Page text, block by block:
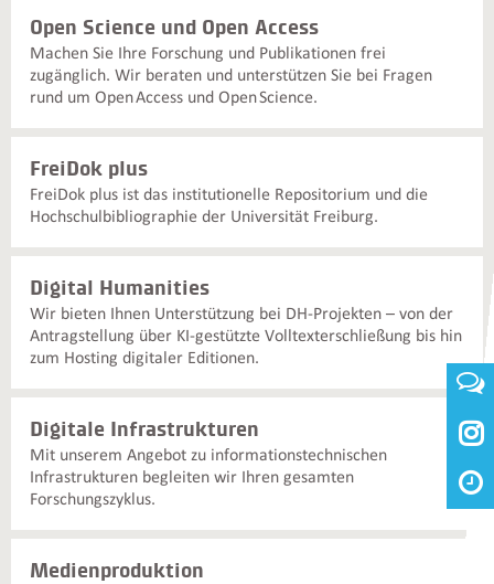
Open Science und Open Access
Machen Sie Ihre Forschung und Publikationen frei
zugänglich. Wir beraten und unterstützen Sie bei Fragen
rund um Open Access und Open Science.
FreiDok plus
FreiDok plus ist das institutionelle Repositorium und die
Hochschulbibliographie der Universität Freiburg.
Digital Humanities
Wir bieten Ihnen Unterstützung bei DH-Projekten – von der
Antragstellung über KI‑gestützte Volltexterschließung bis hin
zum Hosting digitaler Editionen.
Digitale Infrastrukturen
Mit unserem Angebot zu informationstechnischen
Infrastrukturen begleiten wir Ihren gesamten
Forschungszyklus.
Medienproduktion
